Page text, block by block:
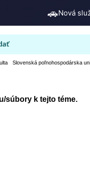
🚗Nová
Slovenská poľnohospodárska
súbory k tejto téme.